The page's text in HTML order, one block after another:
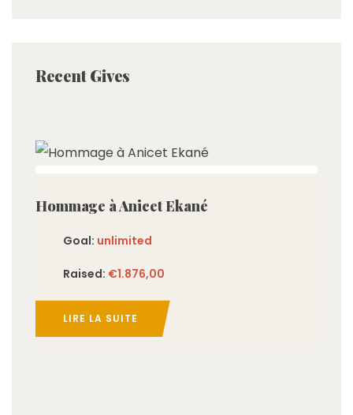
Recent Gives
Hommage à Anicet Ekané
Goal: unlimited
Raised: €1.876,00
LIRE LA SUITE